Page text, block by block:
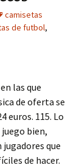
camisetas
de futbol,
las que
de oferta se
euros. 115. Lo
bien,
jugadores que
de hacer.